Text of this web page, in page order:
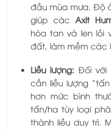
đầu mùa mưa. Độ
giúp các Axit
hòa tan và len lỏi
đất, làm mềm các
Liều lượng: Đối với
cần liều lượng
hơn mức bình
tấn/ha tùy loại
thành liều duy trì.